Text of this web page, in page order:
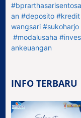
#bprarthasarisentosa
an #deposito #kredit
wangsari #sukoharjo
#modalusaha
ankeuangan
INFO TERBARU